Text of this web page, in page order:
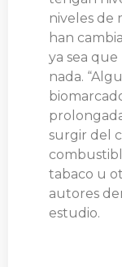
niveles de
han
ya sea
nada.
surgir del
tabaco u
autores
estudio.